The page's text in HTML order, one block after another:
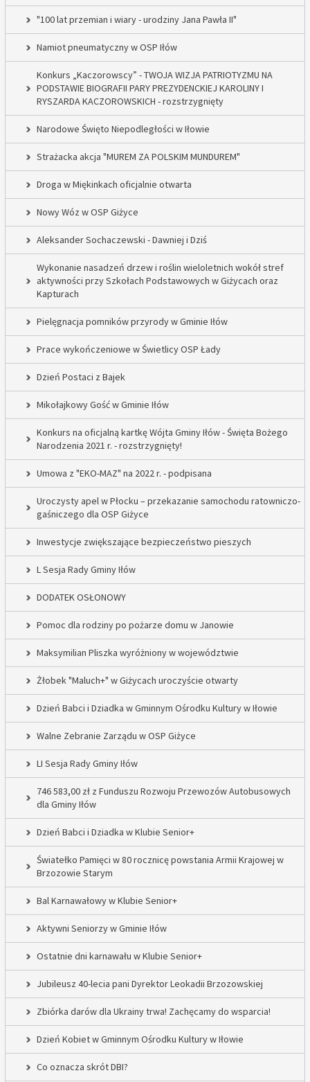
"100 lat przemian i wiary - urodziny Jana Pawła II"
Namiot pneumatyczny w OSP Iłów
Konkurs „Kaczorowscy” - TWOJA WIZJA PATRIOTYZMU NA
PODSTAWIE BIOGRAFII PARY PREZYDENCKIEJ KAROLINY I
RYSZARDA KACZOROWSKICH - rozstrzygnięty
Narodowe Święto Niepodległości w Iłowie
Strażacka akcja "MUREM ZA POLSKIM MUNDUREM"
Droga w Miękinkach oficjalnie otwarta
Nowy Wóz w OSP Giżyce
Aleksander Sochaczewski - Dawniej i Dziś
Wykonanie nasadzeń drzew i roślin wieloletnich wokół stref
aktywności przy Szkołach Podstawowych w Giżycach oraz
Kapturach
Pielęgnacja pomników przyrody w Gminie Iłów
Prace wykończeniowe w Świetlicy OSP Łady
Dzień Postaci z Bajek
Mikołajkowy Gość w Gminie Iłów
Konkurs na oficjalną kartkę Wójta Gminy Iłów - Święta Bożego
Narodzenia 2021 r. - rozstrzygnięty!
Umowa z "EKO-MAZ" na 2022 r. - podpisana
Uroczysty apel w Płocku – przekazanie samochodu ratowniczo-
gaśniczego dla OSP Giżyce
Inwestycje zwiększające bezpieczeństwo pieszych
L Sesja Rady Gminy Iłów
DODATEK OSŁONOWY
Pomoc dla rodziny po pożarze domu w Janowie
Maksymilian Pliszka wyróżniony w województwie
Żłobek "Maluch+" w Giżycach uroczyście otwarty
Dzień Babci i Dziadka w Gminnym Ośrodku Kultury w Iłowie
Walne Zebranie Zarządu w OSP Giżyce
LI Sesja Rady Gminy Iłów
746 583,00 zł z Funduszu Rozwoju Przewozów Autobusowych
dla Gminy Iłów
Dzień Babci i Dziadka w Klubie Senior+
Światełko Pamięci w 80 rocznicę powstania Armii Krajowej w
Brzozowie Starym
Bal Karnawałowy w Klubie Senior+
Aktywni Seniorzy w Gminie Iłów
Ostatnie dni karnawału w Klubie Senior+
Jubileusz 40-lecia pani Dyrektor Leokadii Brzozowskiej
Zbiórka darów dla Ukrainy trwa! Zachęcamy do wsparcia!
Dzień Kobiet w Gminnym Ośrodku Kultury w Iłowie
Co oznacza skrót DBI?